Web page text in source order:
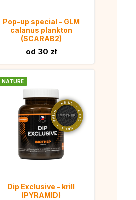
Pop-up special - GLM
calanus plankton
(SCARAB2)
od 30 zł
NATURE
Dip Exclusive - krill
(PYRAMID)